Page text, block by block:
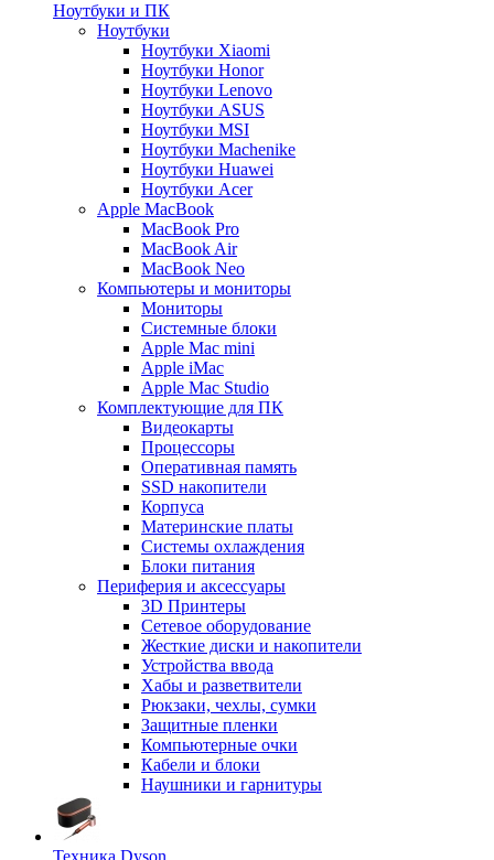
Ноутбуки и ПК
Ноутбуки
Ноутбуки Xiaomi
Ноутбуки Honor
Ноутбуки Lenovo
Ноутбуки ASUS
Ноутбуки MSI
Ноутбуки Machenike
Ноутбуки Huawei
Ноутбуки Acer
Apple MacBook
MacBook Pro
MacBook Air
MacBook Neo
Компьютеры и мониторы
Мониторы
Системные блоки
Apple Mac mini
Apple iMac
Apple Mac Studio
Комплектующие для ПК
Видеокарты
Процессоры
Оперативная память
SSD накопители
Корпуса
Материнские платы
Системы охлаждения
Блоки питания
Периферия и аксессуары
3D Принтеры
Сетевое оборудование
Жесткие диски и накопители
Устройства ввода
Хабы и разветвители
Рюкзаки, чехлы, сумки
Защитные пленки
Компьютерные очки
Кабели и блоки
Наушники и гарнитуры
Техника Dyson